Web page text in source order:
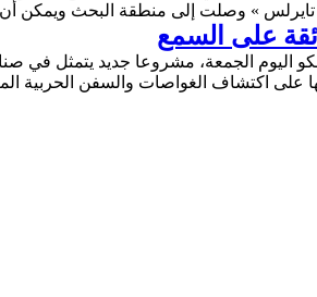
تايرلس » وصلت إلى منطقة البحث
على السمع
الجمعة، مشروعا جديد يتمثل في
على اكتشاف الغواصات والسفن الحربية